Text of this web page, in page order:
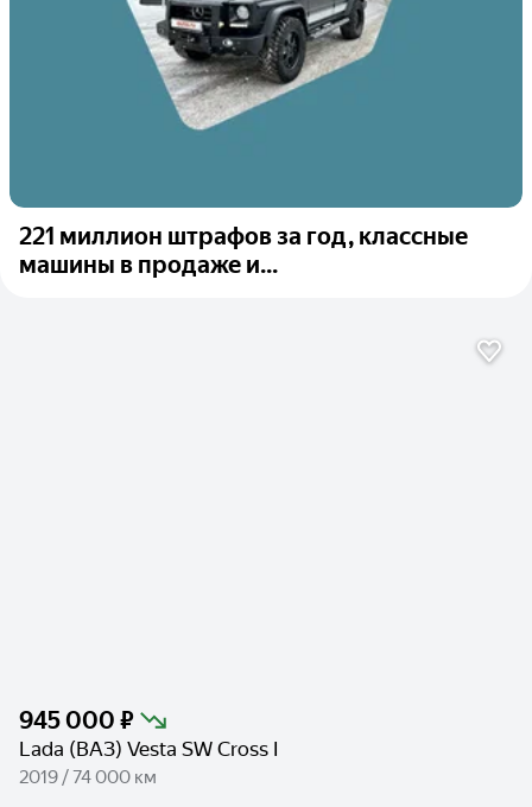
221 миллион штрафов за год, классные
машины в продаже и...
945 000 ₽
Lada (ВАЗ) Vesta SW Cross I
2019 / 74 000 км